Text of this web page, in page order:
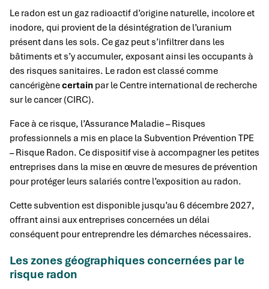
Le radon est un gaz radioactif d’origine naturelle, incolore et
inodore, qui provient de la désintégration de l’uranium
présent dans les sols. Ce gaz peut s’infiltrer dans les
bâtiments et s’y accumuler, exposant ainsi les occupants à
des risques sanitaires. Le radon est classé comme
cancérigènecertain par le Centre international de recherche
sur le cancer (CIRC).
Face à ce risque, l’Assurance Maladie – Risques
professionnels a mis en place la Subvention Prévention TPE
– Risque Radon. Ce dispositif vise à accompagner les petites
entreprises dans la mise en œuvre de mesures de prévention
pour protéger leurs salariés contre l’exposition au radon.
Cette subvention est disponible jusqu’au 6 décembre 2027,
offrant ainsi aux entreprises concernées un délai
conséquent pour entreprendre les démarches nécessaires.
Les zones géographiques concernées par le
risque radon